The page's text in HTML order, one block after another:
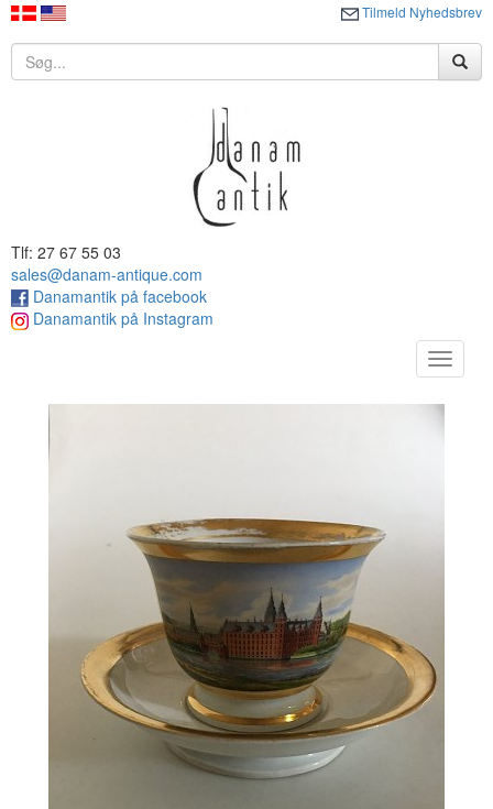
Tilmeld Nyhedsbrev
Tlf: 27 67 55 03
sales@danam-antique.com
Danamantik på facebook
Danamantik på Instagram
Toggle